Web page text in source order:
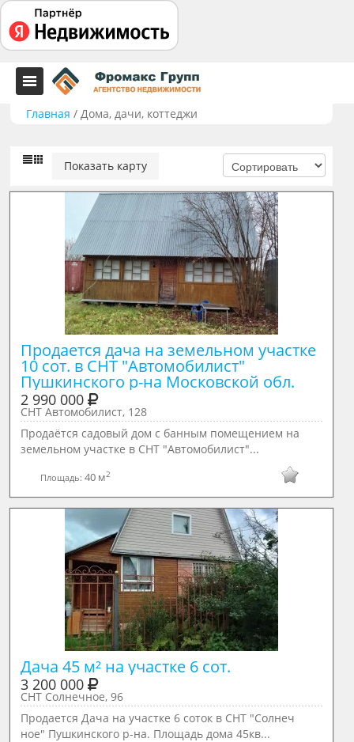
Главная /Дома, дачи, коттеджи
Показать карту
Продается дача на земельном участке
10 сот. в СНТ "Автомобилист"
Пушкинского р-на Московской обл.
2 990 000
СНТ Автомобилист, 128
Продаётся садовый дом с банным помещением на
земельном участке в СНТ "Автомобилист"...
Площадь:40 м2
Дача 45 м² на участке 6 сот.
3 200 000
СНТ Солнечное, 96
Продается Дача на участке 6 соток в СНТ "Солнеч
ное" Пушкинского р-на. Площадь дома 45кв...